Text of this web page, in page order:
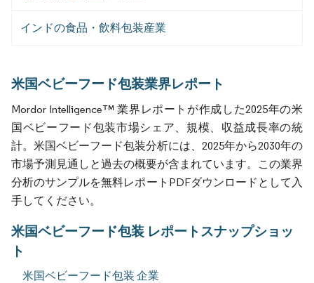
インドの食品・飲料包装産業
米国ベビーフード包装業界レポート
Mordor Intelligence™ 業界レポートが作成した2025年の米
国ベビーフード包装市場シェア、規模、収益成長率の統
計。米国ベビーフード包装分析には、2025年から2030年の
市場予測見通しと過去の概要が含まれています。この業界
分析のサンプルを無料レポートPDFダウンロードとして入
手してください。
米国ベビーフード包装 レポートスナップショッ
ト
米国ベビーフード包装 企業